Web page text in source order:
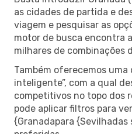
as cidades de partida e
viagem e pesquisar as
motor de busca encontra
milhares de combinações
Também oferecemos uma
inteligente”, com a qual
competitivos no topo dos
pode aplicar filtros para
{Granadapara {Sevilhadas